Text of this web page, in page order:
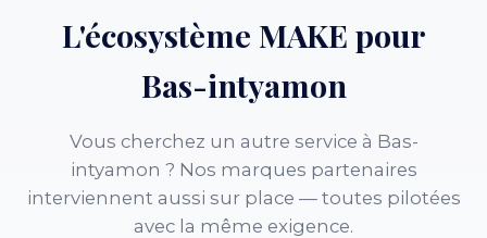
L'écosystème MAKE pour
Bas-intyamon
Vous cherchez un autre service à Bas-
intyamon ? Nos marques partenaires
interviennent aussi sur place — toutes pilotées
avec la même exigence.